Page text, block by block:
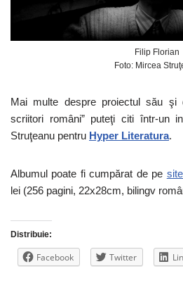
Filip Florian
Foto: Mircea
Mai multe despre proiectul său şi
scriitori români” puteţi citi într-un
Struţeanu pentru Hyper Literatura.
Albumul poate fi cumpărat de pe
lei (256 pagini, 22x28cm, bilingv
Distribuie:
Facebook Twitter